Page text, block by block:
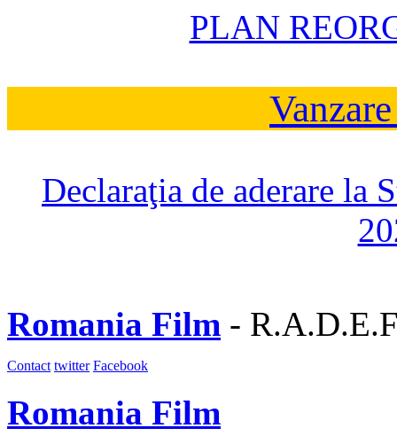
PLAN
Declaraţia de aderare la
Romania Film -
Contact twitter Facebook
Romania Film